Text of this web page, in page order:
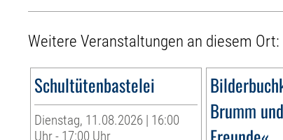
Weitere Veranstaltungen an diesem Ort:
Schultütenbastelei
Dienstag, 11.08.2026 | 16:00
Uhr - 17:00 Uhr
Brumm